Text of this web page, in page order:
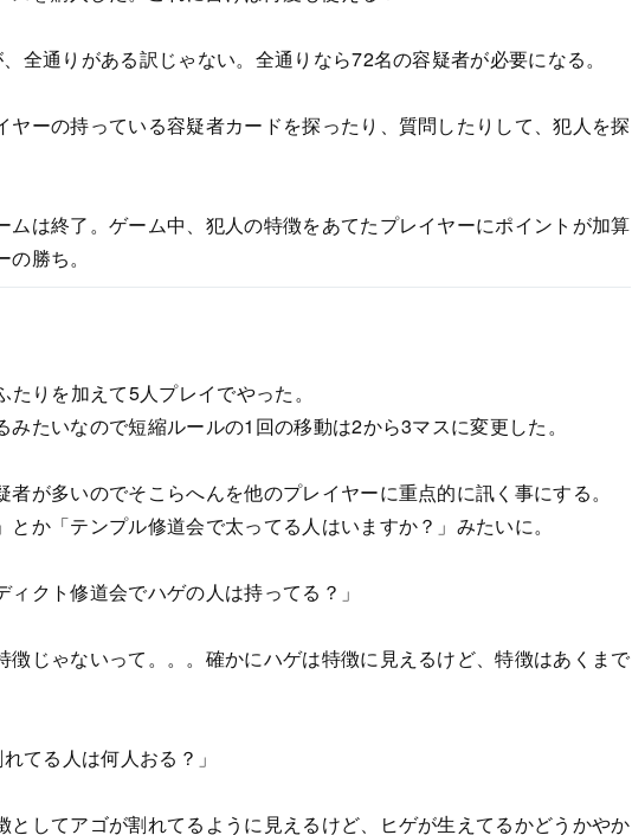
全通りがある訳じゃない。全通りなら72名の容疑者が必要になる。
ーの持っている容疑者カードを探ったり、質問したりして、犯人を探
は終了。ゲーム中、犯人の特徴をあてたプレイヤーにポイントが加算
勝ち。
りを加えて5人プレイでやった。
たいなので短縮ルールの1回の移動は2から3マスに変更した。
が多いのでそこらへんを他のプレイヤーに重点的に訊く事にする。
とか「テンプル修道会で太ってる人はいますか？」みたいに。
クト修道会でハゲの人は持ってる？」
じゃないって。。。確かにハゲは特徴に見えるけど、特徴はあくまで
てる人は何人おる？」
としてアゴが割れてるように見えるけど、ヒゲが生えてるかどうかやか